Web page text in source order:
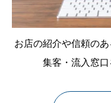
お店の紹介や信頼の
集客・流入窓口